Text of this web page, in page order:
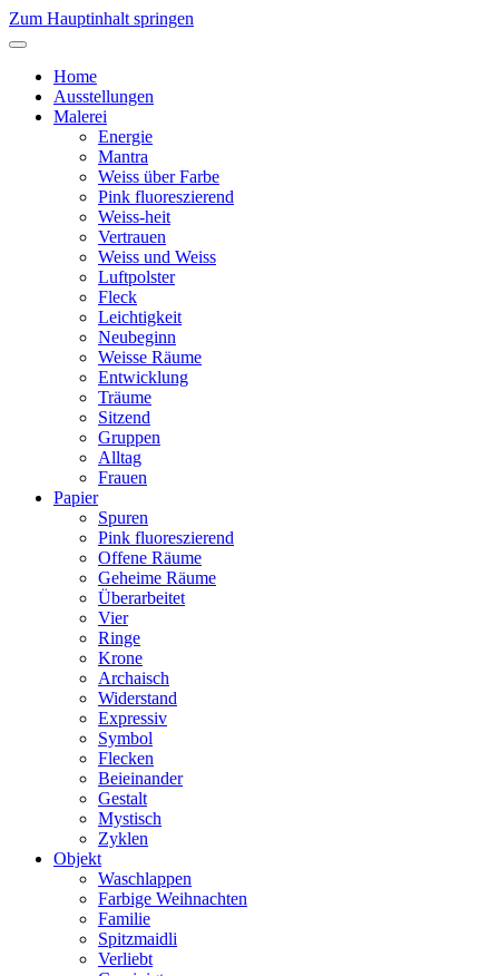
Zum Hauptinhalt springen
Home
Ausstellungen
Malerei
Energie
Mantra
Weiss über Farbe
Pink fluoreszierend
Weiss-heit
Vertrauen
Weiss und Weiss
Luftpolster
Fleck
Leichtigkeit
Neubeginn
Weisse Räume
Entwicklung
Träume
Sitzend
Gruppen
Alltag
Frauen
Papier
Spuren
Pink fluoreszierend
Offene Räume
Geheime Räume
Überarbeitet
Vier
Ringe
Krone
Archaisch
Widerstand
Expressiv
Symbol
Flecken
Beieinander
Gestalt
Mystisch
Zyklen
Objekt
Waschlappen
Farbige Weihnachten
Familie
Spitzmaidli
Verliebt